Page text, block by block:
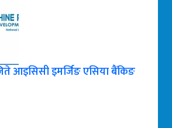
आइसिसी इमर्जिङ एसिया बैंकिङ